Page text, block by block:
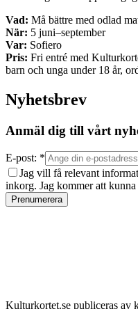
Vad: Må bättre med odlad
När: 5 juni–september
Var: Sofiero
Pris: Fri entré med
barn och unga under 18 år,
Nyhetsbrev
Anmäl dig till vårt
E-post: *
Jag vill få relevant
inkorg. Jag kommer att
Prenumerera
Kulturkortet.se publiceras av